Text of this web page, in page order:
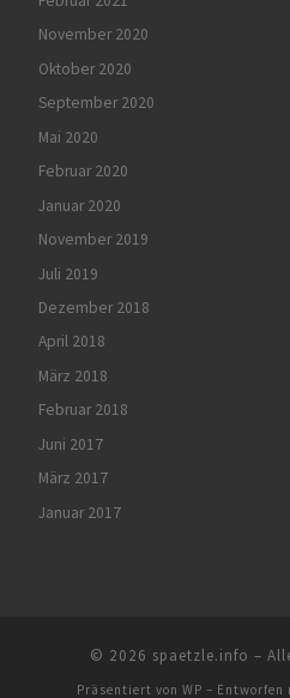
November 2020
Oktober 2020
September 2020
Mai 2020
Februar 2020
Januar 2020
November 2019
Juli 2019
Dezember 2018
April 2018
März 2018
Februar 2018
Juni 2017
März 2017
Januar 2017
© 2026 spaetzle.info –
Präsentiert von WP – Entworfen